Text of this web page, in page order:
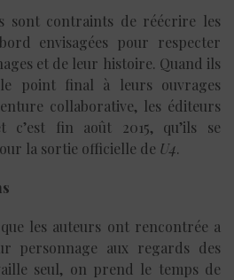
sont contraints de réécrire les
envisagées pour respecter
et de leur histoire. Quand ils
point final à leurs ouvrages
collaborative, les éditeurs
fin août 2015, qu’ils se
la sortie officielle de U4.
les auteurs ont rencontrée a
personnage aux regards des
seul, on prend le temps de